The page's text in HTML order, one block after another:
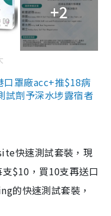
+2
口罩廠acc+推$18病
試劑予深水埗露宿者
快速測試套裝，現
$10，買10支再送口
的快速測試套裝，